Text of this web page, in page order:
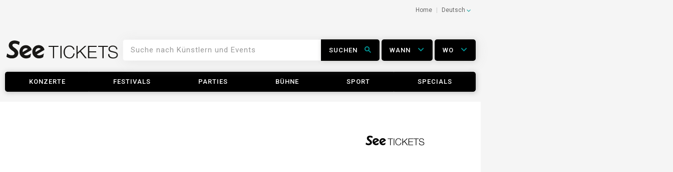
Home Deutsch
SUCHEN WANN WO
KONZERTE FESTIVALS PARTIES BÜHNE SPORT SPECIALS